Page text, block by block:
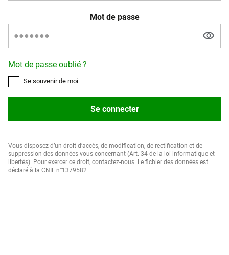
Mot de passe
Mot de passe oublié ?
Se souvenir de moi
Se connecter
Vous disposez d’un droit d’accès, de modification, de rectification et de
suppression des données vous concernant (Art. 34 de la loi informatique et
libertés). Pour exercer ce droit, contactez-nous. Le fichier des données est
déclaré à la CNIL n°1379582